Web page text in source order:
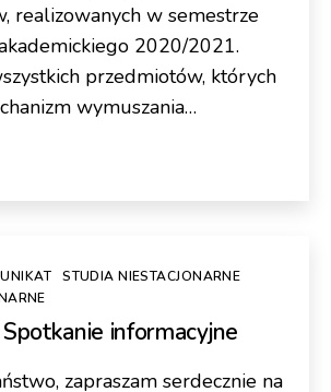
realizowanych w semestrze
2020/2021.
przedmiotów, których
wymuszania…
STUDIA NIESTACJONARNE
informacyjne
zapraszam serdecznie na